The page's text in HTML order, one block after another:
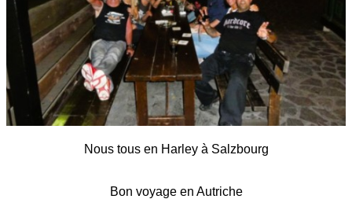
Nous tous en Harley à Salzbourg
Bon voyage en Autriche